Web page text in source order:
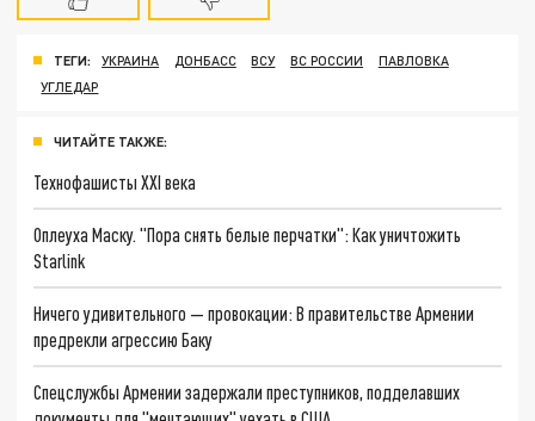
ТЕГИ: УКРАИНА ДОНБАСС ВСУ ВС РОССИИ
ПАВЛОВКА
УГЛЕДАР
ЧИТАЙТЕ ТАКЖЕ:
Технофашисты XXI века
Оплеуха Маску. "Пора снять белые перчатки": Как уничтожить
Starlink
Ничего удивительного — провокации: В правительстве Армении
предрекли агрессию Баку
Спецслужбы Армении задержали преступников, подделавших